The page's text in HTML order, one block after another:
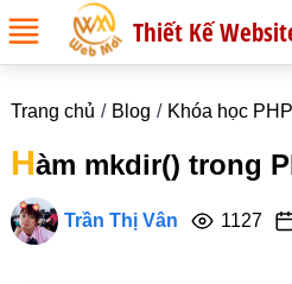
Thiết Kế
Trang chủ Blog Khóa học PHP
Hàm mkdir() trong
Trần Thị Vân 1127